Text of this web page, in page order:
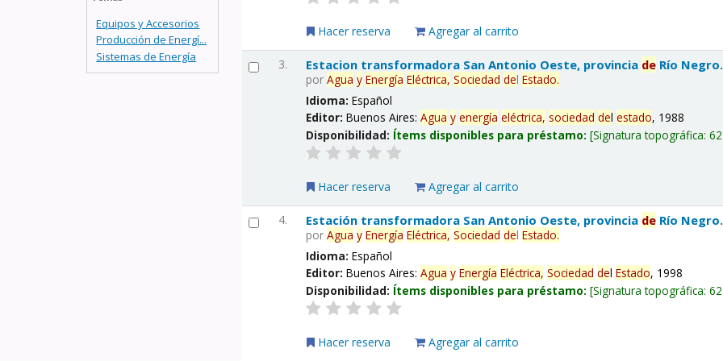
Equipos y Accesorios
Producción de Energí...
Sistemas de Energía
Hacer reserva Agregar al carrito
3. Estacion transformadora San Antonio Oeste, provincia de Río Negro.
porAgua y Energía Eléctrica, Sociedad delEstado.
Idioma:Español
Editor:Buenos Aires:Agua y energía eléctrica, sociedad delestado, 1988
Disponibilidad: Ítems disponibles para préstamo: Signatura topográfica:
Hacer reserva Agregar al carrito
4. Estación transformadora San Antonio Oeste, provincia de Río Negro.
porAgua y Energía Eléctrica, Sociedad delEstado.
Idioma:Español
Editor:Buenos Aires:Agua y Energía Eléctrica, Sociedad delEstado, 1998
Disponibilidad: Ítems disponibles para préstamo: Signatura topográfica:
Hacer reserva Agregar al carrito